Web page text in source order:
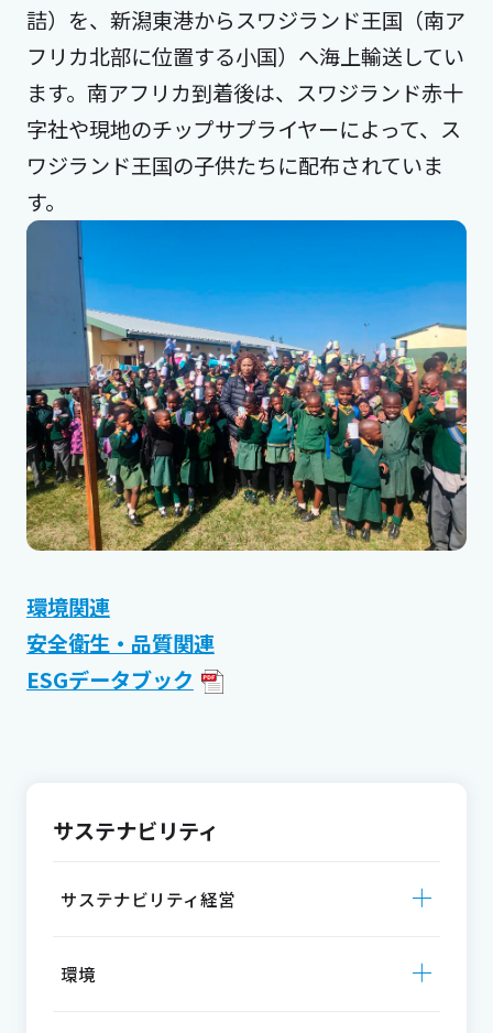
サステナビリティ
サステナビリティ経営
環境
詰）を、新潟東港からスワジランド王国（南ア
フリカ北部に位置する小国）へ海上輸送してい
ます。南アフリカ到着後は、スワジランド赤十
字社や現地のチップサプライヤーによって、ス
ワジランド王国の子供たちに配布されていま
す。
環境関連
安全衛生・品質関連
ESGデータブック